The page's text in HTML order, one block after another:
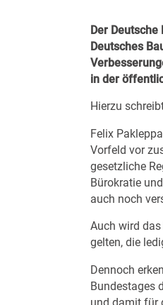
Der
Deutsches
in der
Hierzu
Felix
Vorfeld vor
gesetzliche
Bürokratie
auch noch
Auch wird
gelten, die
Dennoch
Bundestages